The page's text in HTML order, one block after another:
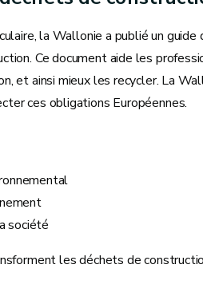
la Wallonie a publié un
Ce document aide les
et ainsi mieux les recycler. La
ces obligations Européennes.
société
les déchets de